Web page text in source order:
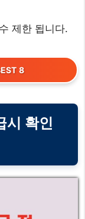
제한 됩니다.
8
시 확인